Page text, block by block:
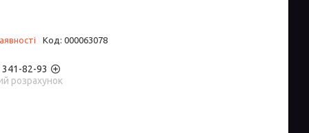
Код: 000063078
341-82-93
розрахунок